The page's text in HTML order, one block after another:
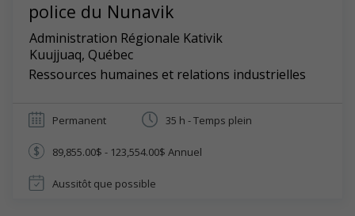
police du Nunavik
Administration Régionale Kativik
Kuujjuaq, Québec
Ressources humaines et relations industrielles
Permanent 35 h - Temps plein
89,855.00$ - 123,554.00$ Annuel
Aussitôt que possible